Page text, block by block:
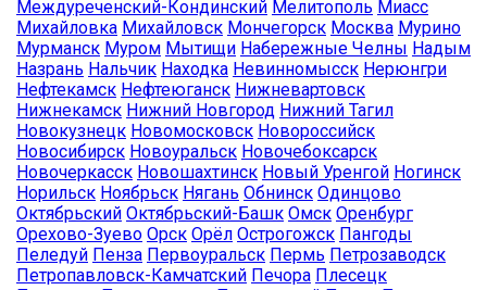
Междуреченский-Кондинский Мелитополь Миасс
Михайловка Михайловск Мончегорск Москва Мурино
Мурманск Муром Мытищи Набережные Челны Надым
Назрань Нальчик Находка Невинномысск Нерюнгри
Нефтекамск Нефтеюганск Нижневартовск
Нижнекамск Нижний Новгород Нижний Тагил
Новокузнецк Новомосковск Новороссийск
Новосибирск Новоуральск Новочебоксарск
Новочеркасск Новошахтинск Новый Уренгой Ногинск
Норильск Ноябрьск Нягань Обнинск Одинцово
Октябрьский Октябрьский-Башк Омск Оренбург
Орехово-Зуево Орск Орёл Острогожск Пангоды
Пеледуй Пенза Первоуральск Пермь Петрозаводск
Петропавловск-Камчатский Печора Плесецк